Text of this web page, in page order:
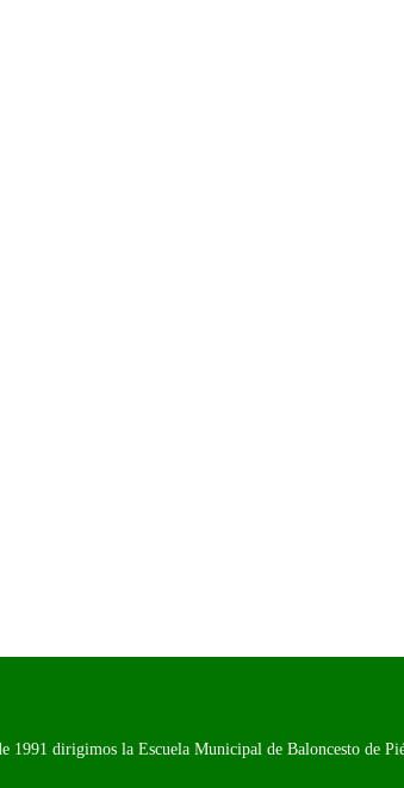
dirigimos la Escuela Municipal de Baloncesto de